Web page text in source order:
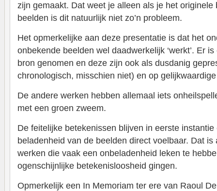
zijn gemaakt. Dat weet je alleen als je het
beelden is dit natuurlijk niet zo’n probleem.
Het opmerkelijke aan deze presentatie is dat het
onbekende beelden wel daadwerkelijk ‘werkt’. Er
bron genomen en deze zijn ook als dusdanig
chronologisch, misschien niet) en op
De andere werken hebben allemaal iets
met een groen zweem.
De feitelijke betekenissen blijven in eerste
beladenheid van de beelden direct voelbaar. Dat
werken die vaak een onbeladenheid leken te
ogenschijnlijke betekenisloosheid gingen.
Opmerkelijk een In Memoriam ter ere van Raoul